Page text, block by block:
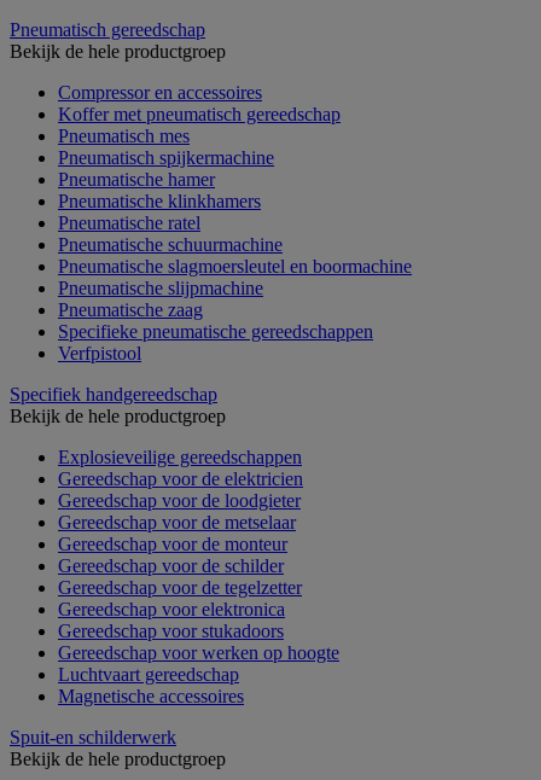
Pneumatisch gereedschap
Bekijk de hele productgroep
Compressor en accessoires
Koffer met pneumatisch gereedschap
Pneumatisch mes
Pneumatisch spijkermachine
Pneumatische hamer
Pneumatische klinkhamers
Pneumatische ratel
Pneumatische schuurmachine
Pneumatische slagmoersleutel en boormachine
Pneumatische slijpmachine
Pneumatische zaag
Specifieke pneumatische gereedschappen
Verfpistool
Specifiek handgereedschap
Bekijk de hele productgroep
Explosieveilige gereedschappen
Gereedschap voor de elektricien
Gereedschap voor de loodgieter
Gereedschap voor de metselaar
Gereedschap voor de monteur
Gereedschap voor de schilder
Gereedschap voor de tegelzetter
Gereedschap voor elektronica
Gereedschap voor stukadoors
Gereedschap voor werken op hoogte
Luchtvaart gereedschap
Magnetische accessoires
Spuit-en schilderwerk
Bekijk de hele productgroep